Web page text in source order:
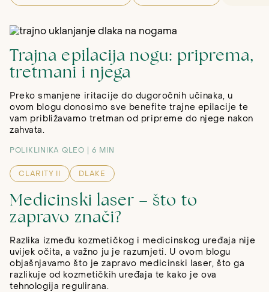
Trajna epilacija nogu: priprema,
tretmani i njega
Preko smanjene iritacije do dugoročnih učinaka, u
ovom blogu donosimo sve benefite trajne epilacije te
vam približavamo tretman od pripreme do njege nakon
zahvata.
POLIKLINIKA QLEO 6 MIN
CLARITY II DLAKE
Medicinski laser – što to
zapravo znači?
Razlika između kozmetičkog i medicinskog uređaja nije
uvijek očita, a važno ju je razumjeti. U ovom blogu
objašnjavamo što je zapravo medicinski laser, što ga
razlikuje od kozmetičkih uređaja te kako je ova
tehnologija regulirana.